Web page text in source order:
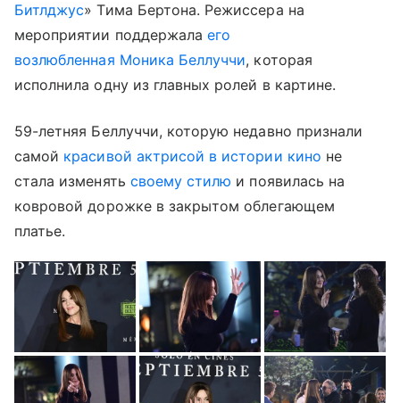
Битлджус» Тима Бертона. Режиссера на
мероприятии поддержалаего
возлюбленная Моника Беллуччи, которая
исполнила одну из главных ролей в картине.
59-летняя Беллуччи, которую недавно признали
самой красивой актрисой в истории кино не
стала изменять своему стилю и появилась на
ковровой дорожке в закрытом облегающем
платье.